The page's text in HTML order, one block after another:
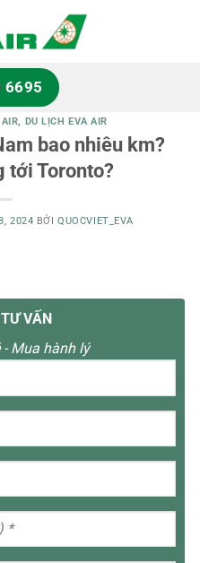
6695
, DU LỊCH EVA AIR
bao nhiêu km?
tới Toronto?
2024 BỞIQUOCVIET_EVA
VẤN
Mua hành lý